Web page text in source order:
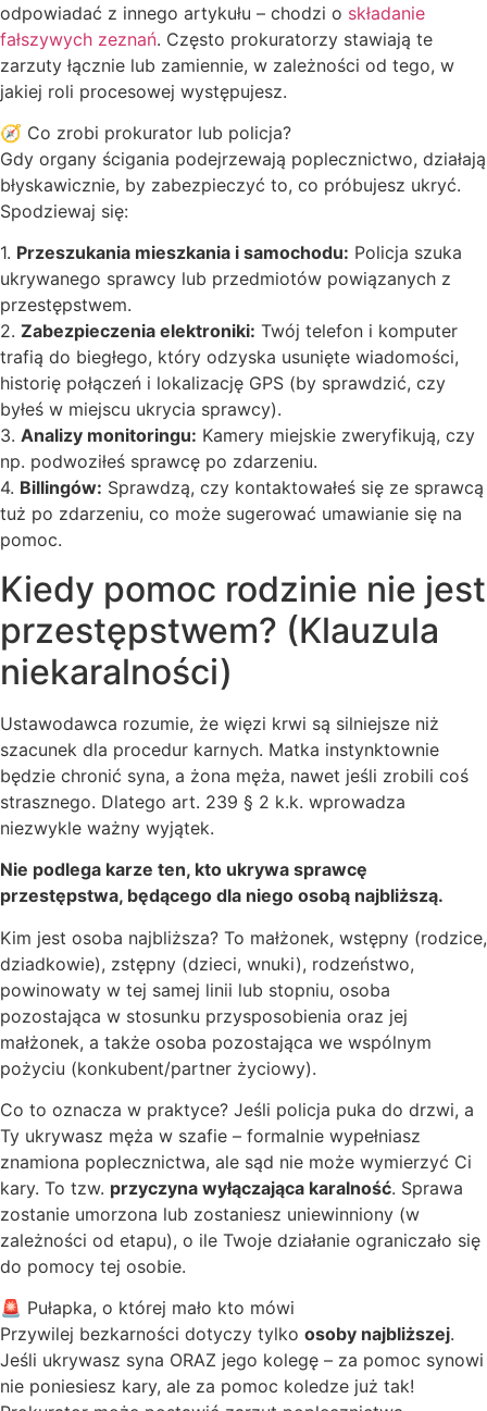
odpowiadać z innego artykułu – chodzi o składanie
fałszywych zeznań. Często prokuratorzy stawiają te
zarzuty łącznie lub zamiennie, w zależności od tego, w
jakiej roli procesowej występujesz.
🧭 Co zrobi prokurator lub policja?
Gdy organy ścigania podejrzewają poplecznictwo, działają
błyskawicznie, by zabezpieczyć to, co próbujesz ukryć.
Spodziewaj się:
1. Przeszukania mieszkania i samochodu: Policja szuka
ukrywanego sprawcy lub przedmiotów powiązanych z
przestępstwem.
2. Zabezpieczenia elektroniki: Twój telefon i komputer
trafią do biegłego, który odzyska usunięte wiadomości,
historię połączeń i lokalizację GPS (by sprawdzić, czy
byłeś w miejscu ukrycia sprawcy).
3. Analizy monitoringu: Kamery miejskie zweryfikują, czy
np. podwoziłeś sprawcę po zdarzeniu.
4. Billingów: Sprawdzą, czy kontaktowałeś się ze sprawcą
tuż po zdarzeniu, co może sugerować umawianie się na
pomoc.
Kiedy pomoc rodzinie nie jest
przestępstwem? (Klauzula
niekaralności)
Ustawodawca rozumie, że więzi krwi są silniejsze niż
szacunek dla procedur karnych. Matka instynktownie
będzie chronić syna, a żona męża, nawet jeśli zrobili coś
strasznego. Dlatego art. 239 § 2 k.k. wprowadza
niezwykle ważny wyjątek.
Nie podlega karze ten, kto ukrywa sprawcę
przestępstwa, będącego dla niego osobą najbliższą.
Kim jest osoba najbliższa? To małżonek, wstępny (rodzice,
dziadkowie), zstępny (dzieci, wnuki), rodzeństwo,
powinowaty w tej samej linii lub stopniu, osoba
pozostająca w stosunku przysposobienia oraz jej
małżonek, a także osoba pozostająca we wspólnym
pożyciu (konkubent/partner życiowy).
Co to oznacza w praktyce? Jeśli policja puka do drzwi, a
Ty ukrywasz męża w szafie – formalnie wypełniasz
znamiona poplecznictwa, ale sąd nie może wymierzyć Ci
kary. To tzw. przyczyna wyłączająca karalność. Sprawa
zostanie umorzona lub zostaniesz uniewinniony (w
zależności od etapu), o ile Twoje działanie ograniczało się
do pomocy tej osobie.
🚨 Pułapka, o której mało kto mówi
Przywilej bezkarności dotyczy tylko osoby najbliższej.
Jeśli ukrywasz syna ORAZ jego kolegę – za pomoc synowi
nie poniesiesz kary, ale za pomoc koledze już tak!